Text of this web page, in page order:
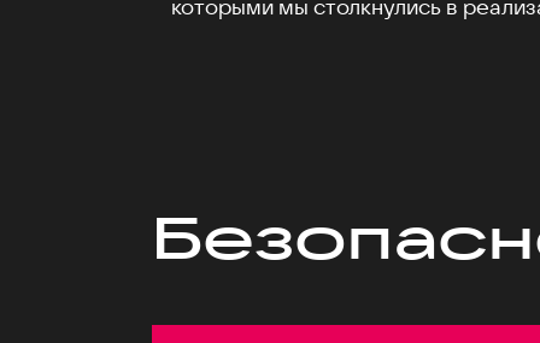
которыми мы столкнулись в